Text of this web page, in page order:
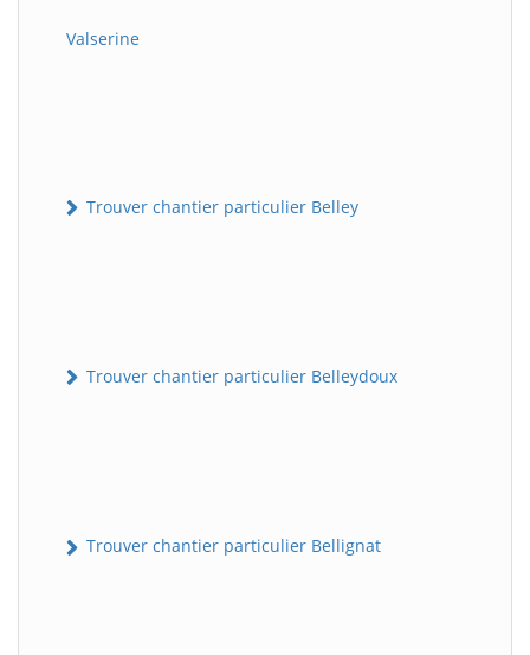
Valserine
Trouver chantier particulier Belley
Trouver chantier particulier Belleydoux
Trouver chantier particulier Bellignat